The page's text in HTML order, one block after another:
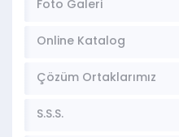
Foto Galeri
Online Katalog
Çözüm Ortaklarımız
S.S.S.